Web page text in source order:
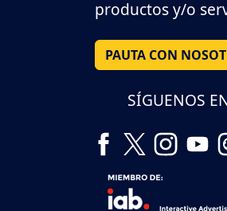
productos y/o
PAUTA CON
SÍGUENOS